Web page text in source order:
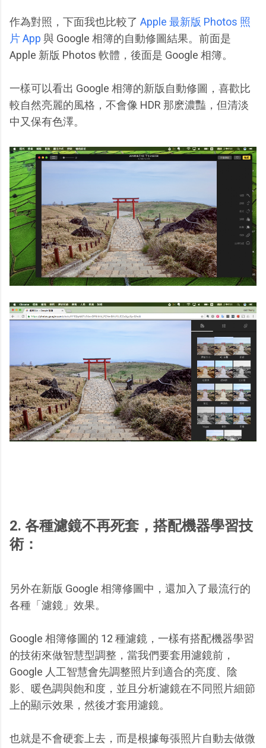
作為對照，下面我也比較了 Apple 最新版 Photos 照
片 App 與 Google 相簿的自動修圖結果。前面是
Apple 新版 Photos 軟體，後面是 Google 相簿。
一樣可以看出 Google 相簿的新版自動修圖，喜歡比
較自然亮麗的風格，不會像 HDR 那麽濃豔，但清淡
中又保有色澤。
2. 各種濾鏡不再死套，搭配機器學習技
術：
另外在新版 Google 相簿修圖中，還加入了最流行的
各種「濾鏡」效果。
Google 相簿修圖的 12 種濾鏡，一樣有搭配機器學習
的技術來做智慧型調整，當我們要套用濾鏡前，
Google 人工智慧會先調整照片到適合的亮度、陰
影、暖色調與飽和度，並且分析濾鏡在不同照片細節
上的顯示效果，然後才套用濾鏡。
也就是不會硬套上去，而是根據每張照片自動去做微